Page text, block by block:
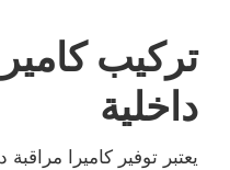
تركيب
داخلية
يعتبر توفير كاميرا